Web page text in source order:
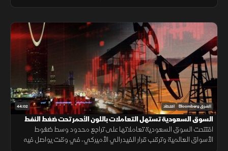
44:02 الشرق Bloomberg اقتصاد
السوق السعودية تستهل التعاملات باللون الأحمر تحت ضغط النفط
افتتحت السوق السعودية تعاملاتها على تراجع محدود وسط ضغوط
الأسواق العالمية وترقب قرار الفيدرالي الأميركي، في وقت يواصل فيه